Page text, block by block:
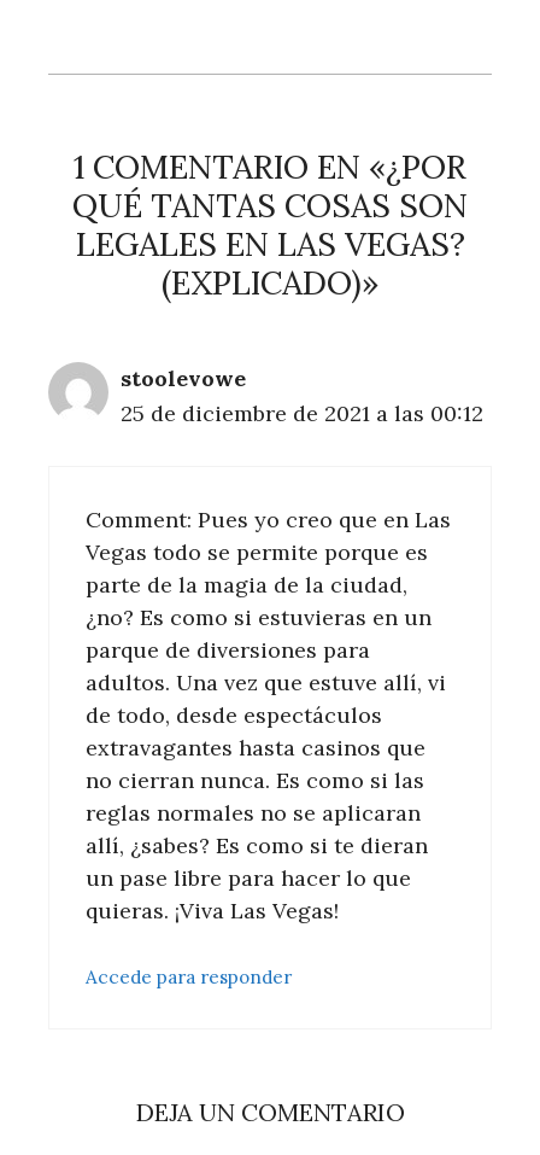
1 COMENTARIO EN «¿POR
QUÉ TANTAS COSAS SON
LEGALES EN LAS VEGAS?
(EXPLICADO)»
stoolevowe
25 de diciembre de 2021 a las 00:12
Comment: Pues yo creo que en Las
Vegas todo se permite porque es
parte de la magia de la ciudad,
¿no? Es como si estuvieras en un
parque de diversiones para
adultos. Una vez que estuve allí, vi
de todo, desde espectáculos
extravagantes hasta casinos que
no cierran nunca. Es como si las
reglas normales no se aplicaran
allí, ¿sabes? Es como si te dieran
un pase libre para hacer lo que
quieras. ¡Viva Las Vegas!
Accede para responder
DEJA UN COMENTARIO